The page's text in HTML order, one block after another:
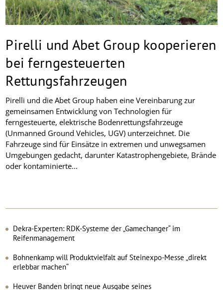
Pirelli und Abet Group kooperieren
bei ferngesteuerten
Rettungsfahrzeugen
Pirelli und die Abet Group haben eine Vereinbarung zur
gemeinsamen Entwicklung von Technologien für
ferngesteuerte, elektrische Bodenrettungsfahrzeuge
(Unmanned Ground Vehicles, UGV) unterzeichnet. Die
Fahrzeuge sind für Einsätze in extremen und unwegsamen
Umgebungen gedacht, darunter Katastrophengebiete, Brände
oder kontaminierte...
Dekra-Experten: RDK-Systeme der „Gamechanger“ im
Reifenmanagement
Bohnenkamp will Produktvielfalt auf Steinexpo-Messe „direkt
erlebbar machen“
Heuver Banden bringt neue Ausgabe seines